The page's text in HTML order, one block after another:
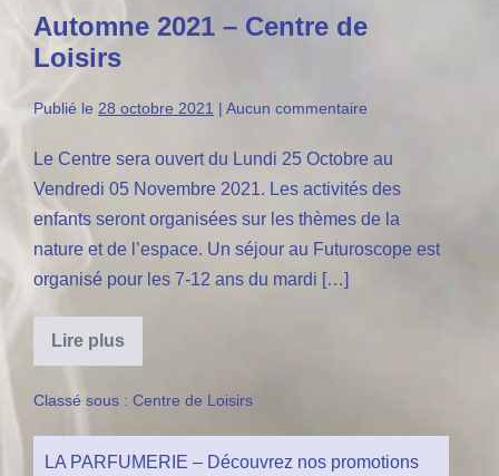
Noël
🎄
🎄
Automne 2021 – Centre de
Loisirs
Publié le 28 octobre 2021 | Aucun commentaire
Le Centre sera ouvert du Lundi 25 Octobre au
Vendredi 05 Novembre 2021. Les activités des
enfants seront organisées sur les thèmes de la
nature et de l’espace. Un séjour au Futuroscope est
organisé pour les 7-12 ans du mardi […]
Lire plus
Automne
2021
Centre
Loisirs
Classé sous : Centre de Loisirs
LA PARFUMERIE – Découvrez nos promotions